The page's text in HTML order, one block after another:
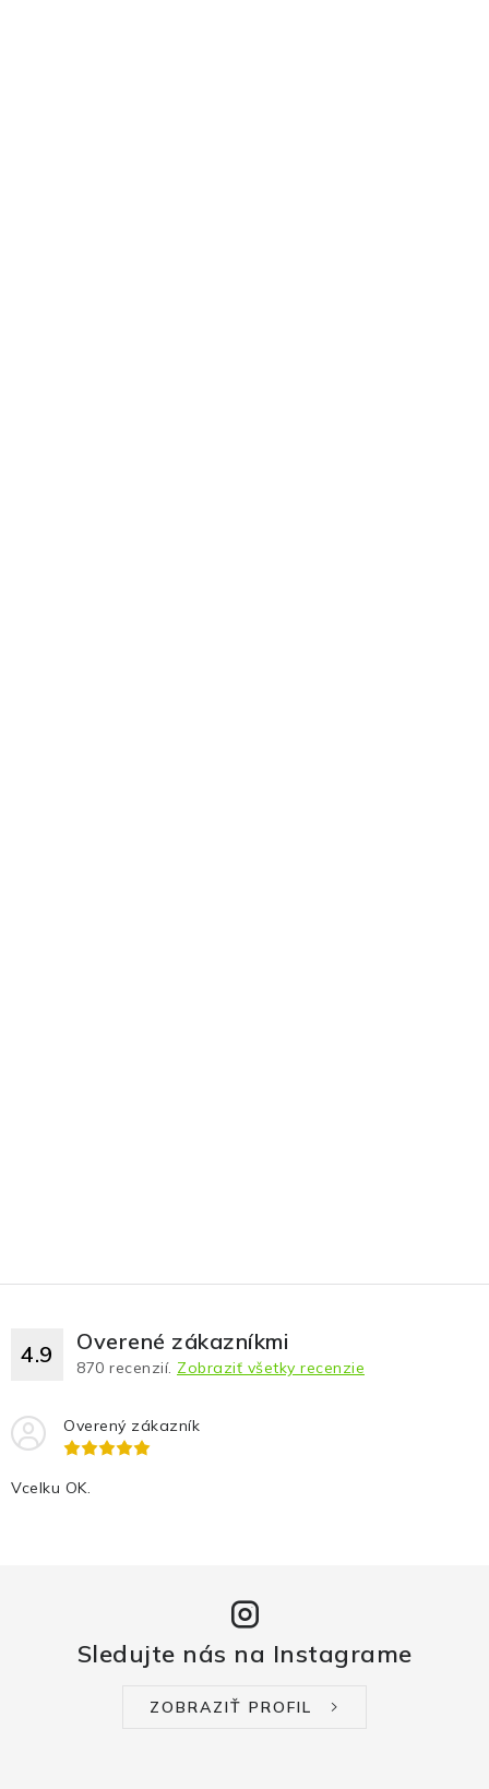
4.9 Overené zákazníkmi
870 recenzií. Zobraziť všetky recenzie
Overený zákazník
Vcelku OK.
Sledujte nás na Instagrame
ZOBRAZIŤ PROFIL